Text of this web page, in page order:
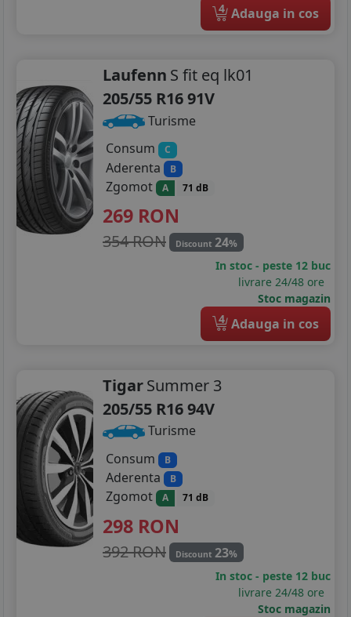
4 Adauga in cos
Laufenn S fit eq lk01
205/55 R16 91V
Turisme
Consum
C
Aderenta B
Zgomot A 71 dB
269 RON
354 RON Discount 24%
In stoc - peste 12 buc
livrare 24/48 ore
Stoc magazin
4 Adauga in cos
TigarSummer 3
205/55 R16 94V
Turisme
Consum
B
Aderenta B
Zgomot A 71 dB
298 RON
392 RON Discount 23%
In stoc - peste 12 buc
livrare 24/48 ore
Stoc magazin